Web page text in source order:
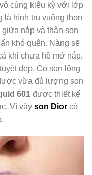
vô cùng kiêu kỳ với lớp
là hình trụ vuông thon
nắp và thân son
khó quên. Nàng sẽ
khi chưa hề mở nắp,
đẹp. Cọ son lông
vừa đủ lượng son
601 được thiết kế
Vì vậy son Dior có